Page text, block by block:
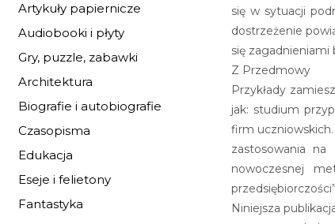
Artykuły papiernicze
Audiobooki i płyty
Gry, puzzle, zabawki
Architektura
Biografie i autobiografie
Czasopisma
Edukacja
Eseje i felietony
Fantastyka
się w sytuacji
dostrzeżenie
się zagadnieniami
Z Przedmowy
Przykłady
jak: studium
firm
zastosowania na
nowoczesnej
Niniejsza